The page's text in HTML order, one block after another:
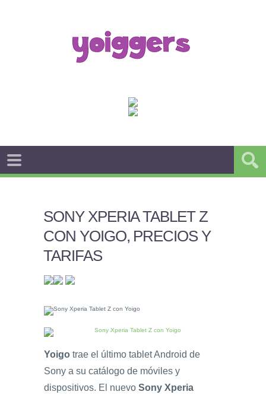
SONY XPERIA TABLET Z
CON YOIGO, PRECIOS Y
TARIFAS
Yoigo trae el último tablet Android de
Sony a su catálogo de móviles y
dispositivos. El nuevo Sony Xperia